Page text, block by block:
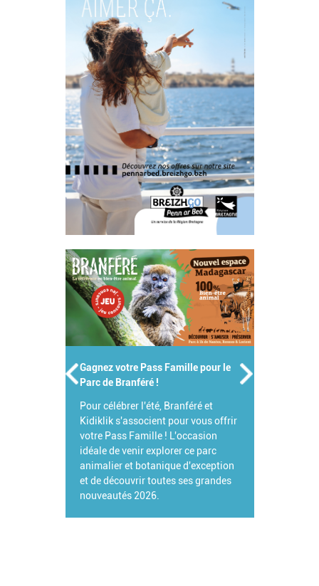
Gagnez votre Pass Famille pour le
Parc de Branféré !
Pour célébrer l'été, Branféré et
Kidiklik s'associent pour vous offrir
votre Pass Famille ! L'occasion
idéale de venir explorer ce parc
animalier et botanique d'exception
et de découvrir toutes ses grandes
nouveautés 2026.